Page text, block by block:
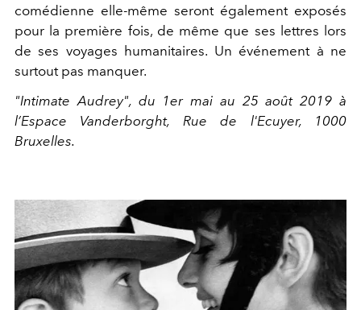
comédienne elle-même seront également exposés
pour la première fois, de même que ses lettres lors
de ses voyages humanitaires. Un événement à ne
surtout pas manquer.
"Intimate Audrey", du 1er mai au 25 août 2019 à
l’Espace Vanderborght, Rue de l'Ecuyer, 1000
Bruxelles.